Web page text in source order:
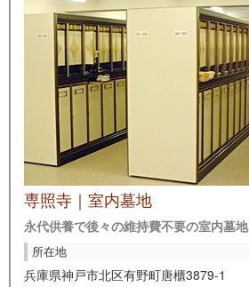
専照寺｜室内墓地
永代供養で後々の維持費不要の室内墓地
所在地
兵庫県神戸市北区有野町唐櫃3879-1